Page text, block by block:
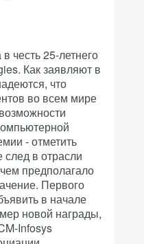
честь 25-летнего
Как заявляют в
что
во всем мире
- отметить
в отрасли
предполагало
Первого
в начале
новой награды,
Infosys